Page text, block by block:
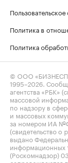
Политика в
Политика
© ООО
1995–2026 .
агентства «РБК»
массовой
по надзору в
и массовых
за номером ИА
(свидетельство о
выдано
информационных
(Роскомнадзор)